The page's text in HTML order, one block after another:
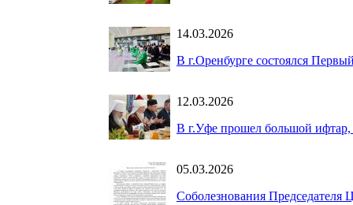
14.03.2026
В г.Оренбурге состоялся
12.03.2026
В г.Уфе прошел большой ифтар,
05.03.2026
Соболезнования